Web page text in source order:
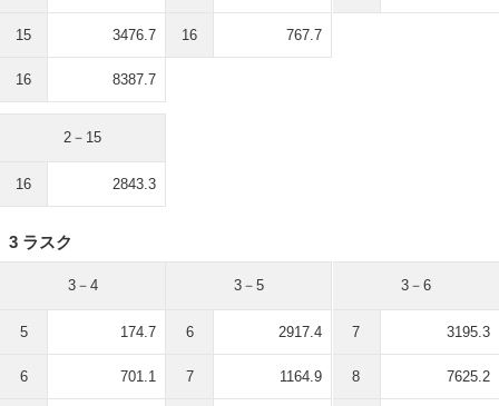
15 3476.7
16 8387.7
16 767.7
2－15
16 2843.3
3 ラスク
3－4
5 174.7
6 701.1
3－5
6 2917.4
7 1164.9
3－6
7 3195.3
8 7625.2